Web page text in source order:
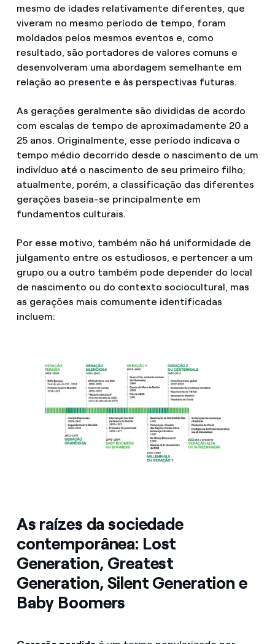
mesmo de idades relativamente diferentes, que
viveram no mesmo período de tempo, foram
moldados pelos mesmos eventos e, como
resultado, são portadores de valores comuns e
desenvolveram uma abordagem semelhante em
relação ao presente e às perspectivas futuras.
As gerações geralmente são divididas de acordo
com escalas de tempo de aproximadamente 20 a
25 anos. Originalmente, esse período indicava o
tempo médio decorrido desde o nascimento de um
indivíduo até o nascimento de seu primeiro filho;
atualmente, porém, a classificação das diferentes
gerações baseia-se principalmente em
fundamentos culturais.
Por esse motivo, também não há uniformidade de
julgamento entre os estudiosos, e pertencer a um
grupo ou a outro também pode depender do local
de nascimento ou do contexto sociocultural, mas
as gerações mais comumente identificadas
incluem:
As raízes da sociedade
contemporânea: Lost
Generation, Greatest
Generation, Silent Generation e
Baby Boomers